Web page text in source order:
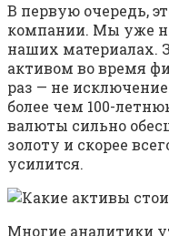
В первую очередь,
компании. Мы уже
наших материалах.
активом во время
раз — не
более чем 100-
валюты сильно
золоту и скорее
усилится.
Многие аналитики